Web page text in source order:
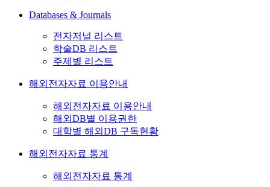
Databases & Journals
전자저널 리스트
학술DB 리스트
주제별 리스트
해외전자자료 이용안내
해외전자자료 이용안내
해외DB별 이용권한
대학별 해외DB 구독현황
해외전자자료 통계
해외전자자료 통계